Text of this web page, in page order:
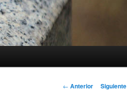
Navegación
← Anterior Siguiente